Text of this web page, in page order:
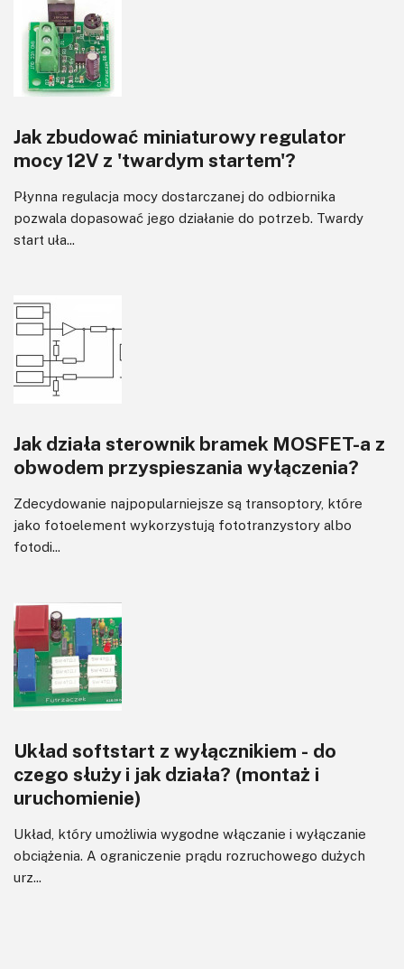
Jak zbudować miniaturowy regulator
mocy 12V z 'twardym startem'?
Płynna regulacja mocy dostarczanej do odbiornika
pozwala dopasować jego działanie do potrzeb. Twardy
start uła...
Jak działa sterownik bramek MOSFET-a z
obwodem przyspieszania wyłączenia?
Zdecydowanie najpopularniejsze są transoptory, które
jako fotoelement wykorzystują fototranzystory albo
fotodi...
Układ softstart z wyłącznikiem - do
czego służy i jak działa? (montaż i
uruchomienie)
Układ, który umożliwia wygodne włączanie i wyłączanie
obciążenia. A ograniczenie prądu rozruchowego dużych
urz...